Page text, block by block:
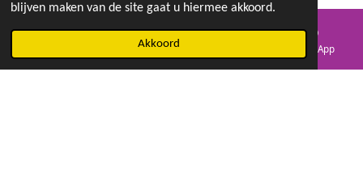
blijven maken van de site gaat u hiermee akkoord.
AkkoordFacebook WhatsApp